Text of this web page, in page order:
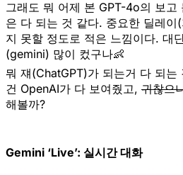
그래도 뭐 어제 본 GPT-4o의 보고
은 다 되는 것 같다. 중요한 딜레이
지 못할 정도로 적은 느낌이다. 대
(gemini) 많이 컸구나👶
뭐 쟤(ChatGPT)가 되는거 다 되는
건 OpenAI가 다 보여줬고, 귀찮으
해볼까?
Gemini ‘Live’: 실시간 대화